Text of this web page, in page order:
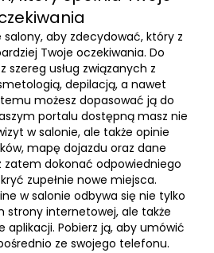
aby zdecydować, który z
Twoje oczekiwania. Do
szereg usług związanych z
depilacją, a nawet
możesz dopasować ją do
portalu dostępną masz nie
w salonie, ale także opinie
mapę dojazdu oraz dane
zatem dokonać odpowiedniego
zupełnie nowe miejsca.
w salonie odbywa się nie tylko
strony internetowej, ale także
aplikacji. Pobierz ją, aby umówić
ze swojego telefonu.